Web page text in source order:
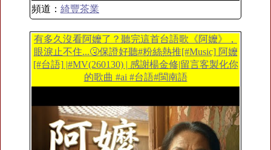
頻道： 綺豐茶業
有多久沒看阿嬤了？聽完這首台語歌《阿嬤》，
眼淚止不住...🤧保證好聽#粉絲熱推[#Music] 阿嬤
[#台語] |#MV(260130) | 感謝楊金修|留言客製化你
的歌曲 #ai #台語#閩南語